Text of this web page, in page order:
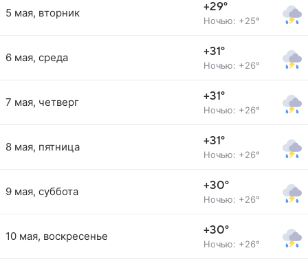
5 мая, вторник +29°
Ночью: +25°
6 мая, среда +31°
Ночью: +26°
7 мая, четверг +31°
Ночью: +26°
8 мая, пятница +31°
Ночью: +26°
9 мая, суббота +30°
Ночью: +26°
10 мая, воскресенье +30°
Ночью: +26°